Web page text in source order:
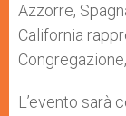
Azzorre,
California
L’evento sarà